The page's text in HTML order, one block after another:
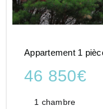
Appartement 1
46 850€
1 chambre